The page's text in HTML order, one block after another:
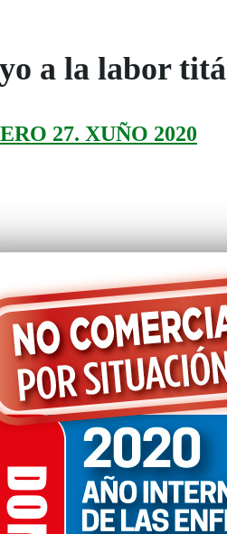
a la labor
27. XUÑO 2020